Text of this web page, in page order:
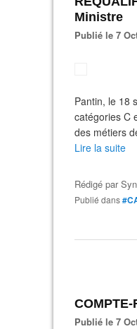
Ministre
Publié le 7
Pantin, le 18
catégories C
des métiers
Lire la suite
Rédigé par
Publié dans
COMPTE-
Publié le 7